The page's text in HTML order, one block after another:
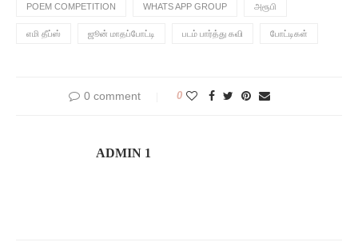
POEM COMPETITION WHATS APP GROUP அரூபி
எமி தீப்ஸ் ஜூன் மாதப்போட்டி படம் பார்த்து கவி போட்டிகள்
0 comment 0
ADMIN 1